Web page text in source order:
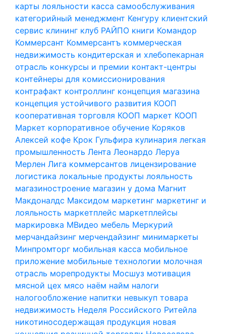
карты лояльности касса самообслуживания
категорийный менеджмент Кенгуру клиентский
сервис клининг клуб РАЙПО книги Командор
Коммерсант Коммерсантъ коммерческая
недвижимость кондитерская и хлебопекарная
отрасль конкурсы и премии контакт-центры
контейнеры для комиссионирования
контрафакт контроллинг концепция магазина
концепция устойчивого развития КООП
кооперативная торговля КООП маркет КООП
Маркет корпоративное обучение Коряков
Алексей кофе Крок Гульфира кулинария легкая
промышленность Лента Леонардо Леруа
Мерлен Лига коммерсантов лицензирование
логистика локальные продукты лояльность
магазиностроение магазин у дома Магнит
Макдоналдс Максидом маркетинг маркетинг и
лояльность маркетплейс маркетплейсы
маркировка МВидео мебель Меркурий
мерчандайзинг мерчендайзинг минимаркеты
Минпромторг мобильная касса мобильное
приложение мобильные технологии молочная
отрасль морепродукты Мосшуз мотивация
мясной цех мясо наём найм налоги
налогообложение напитки невыкуп товара
недвижимость Неделя Российского Ритейла
никотиносодержащая продукция новая